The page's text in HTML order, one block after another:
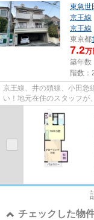
東急世
京王線
京王線
東京都
7.2万
築年数
階数：
京王線、井の頭線、小田急
い！地元在住のスタッフが
チェックした物